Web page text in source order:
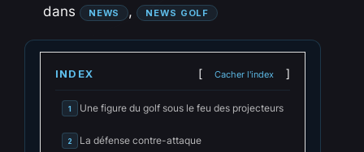
dans NEWS , NEWS GOLF
INDEX Cacher l'index
1 Une figure du golf sous le feu des projecteurs
2 La défense contre-attaque